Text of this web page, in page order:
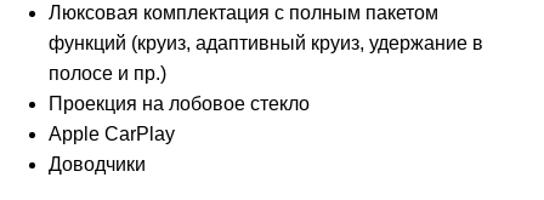
Люксовая комплектация с полным пакетом
функций (круиз, адаптивный круиз, удержание в
полосе и пр.)
Проекция на лобовое стекло
Аррlе СаrРlаy
Доводчики